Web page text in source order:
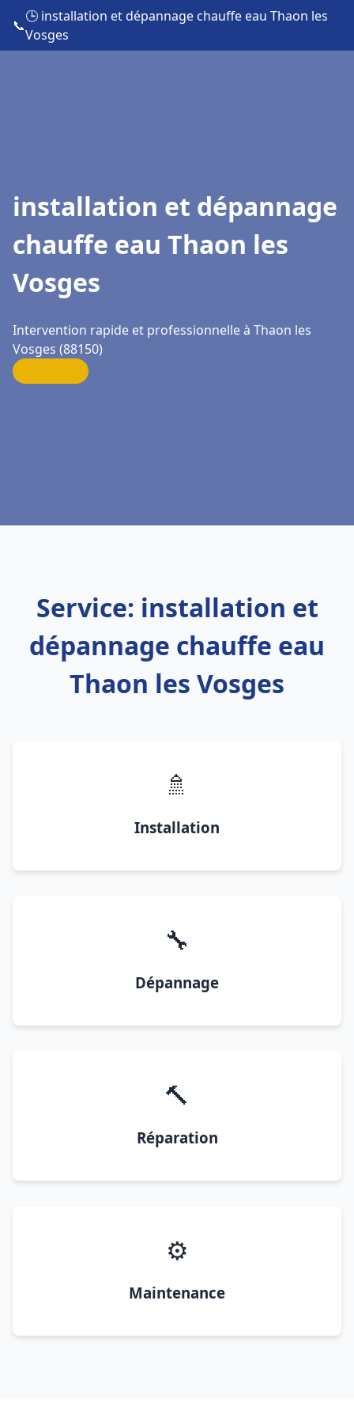
📞
🕒 installation et dépannage chauffe eau Thaon les
Vosges
installation et dépannage
chauffe eau Thaon les
Vosges
Intervention rapide et professionnelle à Thaon les
Vosges (88150)
Service: installation et
dépannage chauffe eau
Thaon les Vosges
🚿
Installation
🔧
Dépannage
🔨
Réparation
⚙️
Maintenance